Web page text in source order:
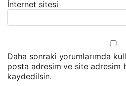
İnternet sitesi
Daha sonraki yorumlarımda
posta adresim ve site adresim
kaydedilsin.